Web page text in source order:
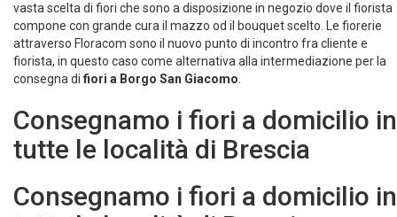
vasta scelta di fiori che sono a disposizione in negozio dove il fiorista
compone con grande cura il mazzo od il bouquet scelto. Le fiorerie
attraverso Floracom sono il nuovo punto di incontro fra cliente e
fiorista, in questo caso come alternativa alla intermediazione per la
consegna di fiori a Borgo San Giacomo.
Consegnamo i fiori a domicilio in
tutte le località di Brescia
Consegnamo i fiori a domicilio in